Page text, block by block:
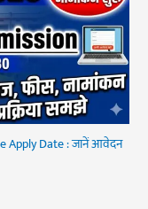
Apply Date : जानें आवेदन